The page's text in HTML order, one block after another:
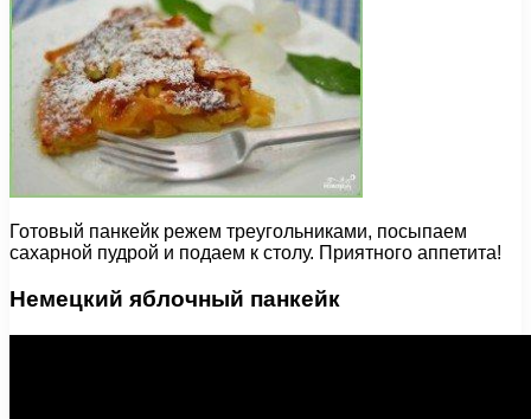
Готовый панкейк режем треугольниками, посыпаем
сахарной пудрой и подаем к столу. Приятного аппетита!
Немецкий яблочный панкейк